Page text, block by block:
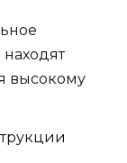
высокому